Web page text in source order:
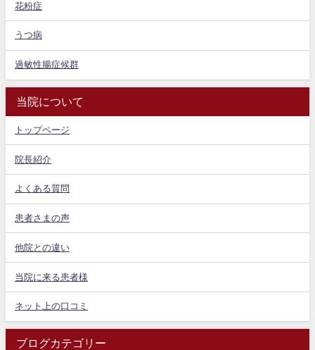
花粉症
うつ病
過敏性腸症候群
当院について
トップページ
院長紹介
よくある質問
患者さまの声
他院との違い
当院に来る患者様
ネット上の口コミ
ブログカテゴリー